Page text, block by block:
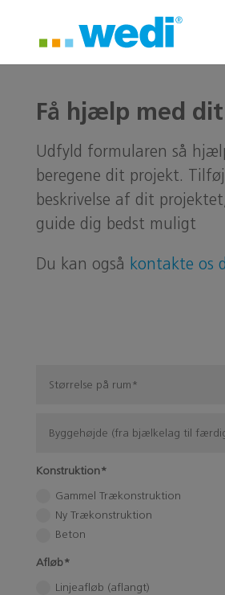
Få hjælp med
Udfyld formularen så
beregene dit projekt.
beskrivelse af dit
guide dig bedst muligt
Du kan også kontakte os
Konstruktion*
Gammel Trækonstruktion
Ny Trækonstruktion
Beton
Afløb*
Linjeafløb (aflangt)